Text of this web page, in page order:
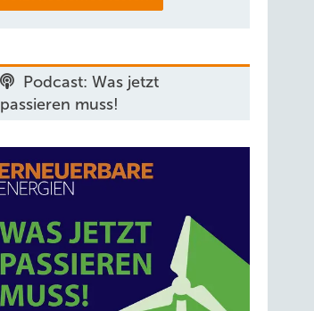
Podcast: Was jetzt
passieren muss!